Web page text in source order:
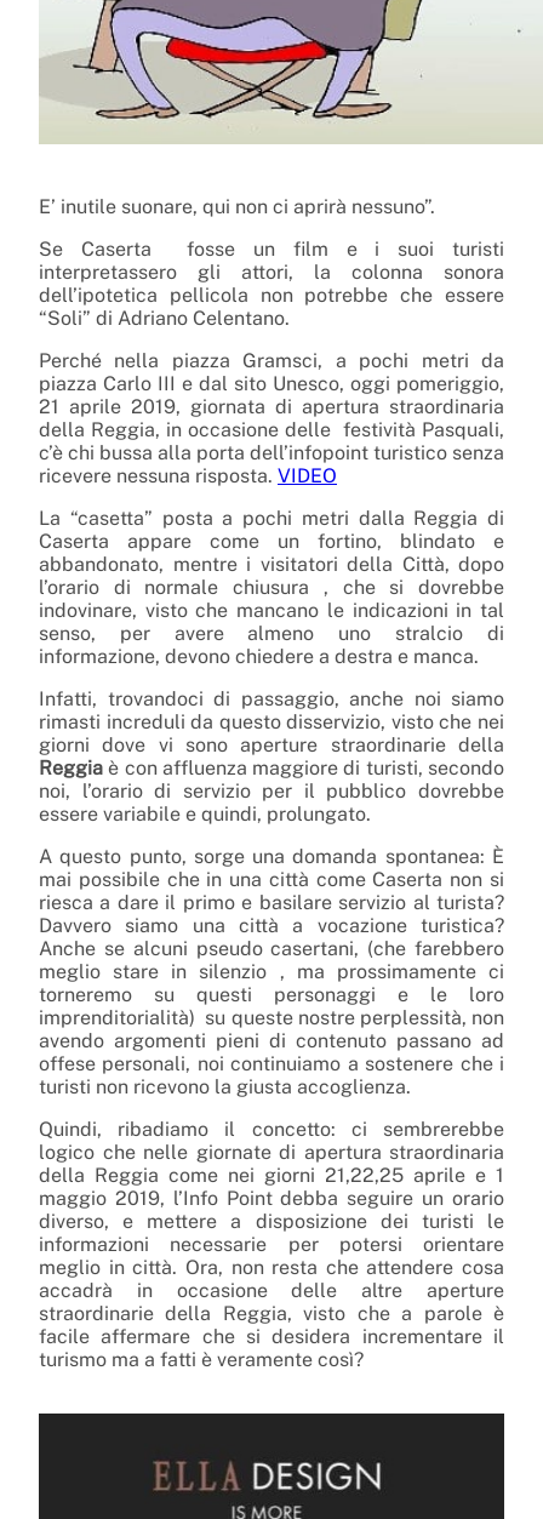
E’ inutile suonare, qui non ci aprirà nessuno”.
Se Caserta
fosse un film e i suoi turisti
interpretassero gli attori, la colonna sonora
dell’ipotetica pellicola non potrebbe che essere
“Soli” di Adriano Celentano.
Perché nella piazza Gramsci, a pochi metri da
piazza Carlo III e dal sito Unesco, oggi pomeriggio,
21 aprile 2019, giornata di apertura straordinaria
della Reggia, in occasione delle festività Pasquali,
c’è chi bussa alla porta dell’infopoint turistico senza
ricevere nessuna risposta. VIDEO
La “casetta” posta a pochi metri dalla Reggia di
Caserta appare come un fortino, blindato e
abbandonato, mentre i visitatori della Città, dopo
l’orario di normale chiusura , che si dovrebbe
indovinare, visto che mancano le indicazioni in tal
senso, per avere almeno uno stralcio di
informazione, devono chiedere a destra e manca.
Infatti, trovandoci di passaggio, anche noi siamo
rimasti increduli da questo disservizio, visto che nei
giorni dove vi sono aperture straordinarie della
Reggia è con affluenza maggiore di turisti, secondo
noi, l’orario di servizio per il pubblico dovrebbe
essere variabile e quindi, prolungato.
A questo punto, sorge una domanda spontanea: È
mai possibile che in una città come Caserta non si
riesca a dare il primo e basilare servizio al turista?
Davvero siamo una città a vocazione turistica?
Anche se alcuni pseudo casertani, (che farebbero
meglio stare in silenzio , ma prossimamente ci
torneremo su questi personaggi e le loro
imprenditorialità) su queste nostre perplessità, non
avendo argomenti pieni di contenuto passano ad
offese personali, noi continuiamo a sostenere che i
turisti non ricevono la giusta accoglienza.
Quindi, ribadiamo il concetto: ci sembrerebbe
logico che nelle giornate di apertura straordinaria
della Reggia come nei giorni 21,22,25 aprile e 1
maggio 2019, l’Info Point debba seguire un orario
diverso, e mettere a disposizione dei turisti le
informazioni necessarie per potersi orientare
meglio in città. Ora, non resta che attendere cosa
accadrà in occasione delle altre aperture
straordinarie della Reggia, visto che a parole è
facile affermare che si desidera incrementare il
turismo ma a fatti è veramente così?